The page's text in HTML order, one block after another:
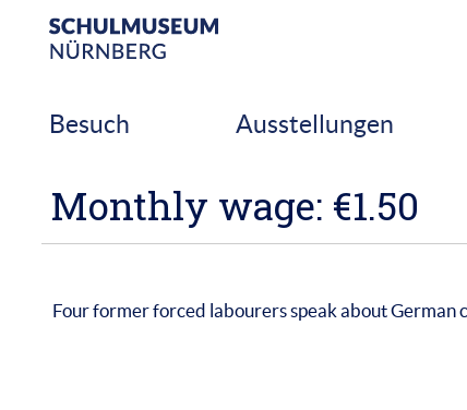
Besuch Ausstellungen
Monthly wage: €1.50
Four former forced labourers speak about German